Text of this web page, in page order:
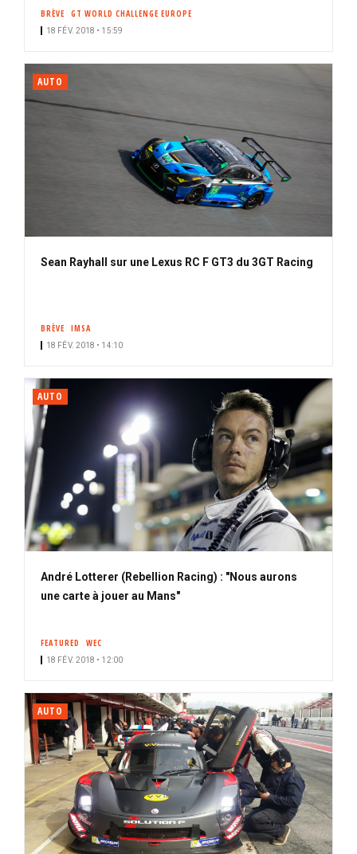
BRÈVE GT WORLD CHALLENGE EUROPE
18 FÉV. 2018 • 15:59
AUTO
Sean Rayhall sur une Lexus RC F GT3 du 3GT Racing
BRÈVE IMSA
18 FÉV. 2018 • 14:10
AUTO
André Lotterer (Rebellion Racing) : "Nous aurons
une carte à jouer au Mans"
FEATURED WEC
18 FÉV. 2018 • 12:00
AUTO